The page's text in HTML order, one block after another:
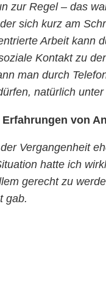
zur Regel – das
sich kurz am
Arbeit kann
Kontakt zu
man durch
natürlich
von
Vergangenheit
hatte ich
gerecht zu
gab.